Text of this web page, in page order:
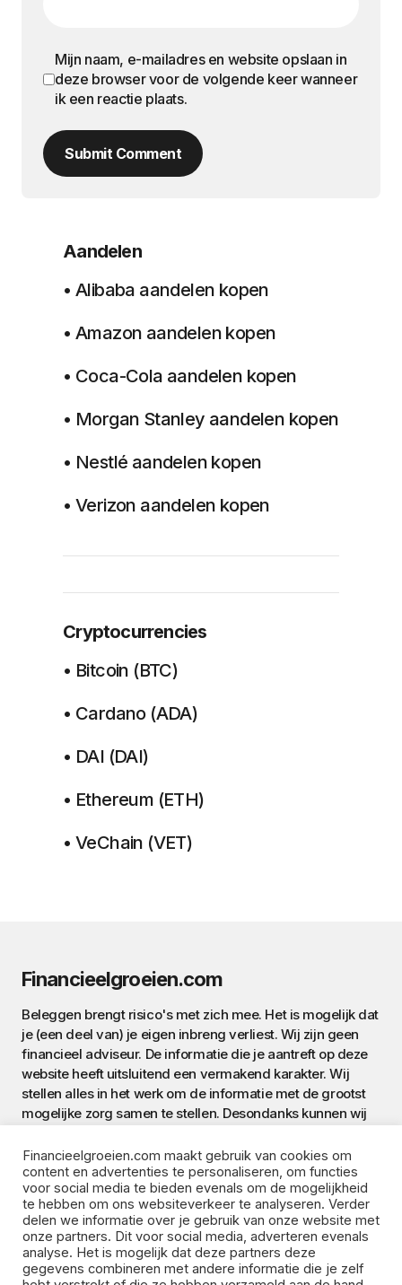
Mijn naam, e-mailadres en website opslaan in
deze browser voor de volgende keer wanneer
ik een reactie plaats.
Submit Comment
Aandelen
• Alibaba aandelen kopen
• Amazon aandelen kopen
• Coca-Cola aandelen kopen
• Morgan Stanley aandelen kopen
• Nestlé aandelen kopen
• Verizon aandelen kopen
Cryptocurrencies
• Bitcoin (BTC)
• Cardano (ADA)
• DAI (DAI)
• Ethereum (ETH)
• VeChain (VET)
Financieelgroeien.com
Beleggen brengt risico's met zich mee. Het is mogelijk dat
je (een deel van) je eigen inbreng verliest. Wij zijn geen
financieel adviseur. De informatie die je aantreft op deze
website heeft uitsluitend een vermakend karakter. Wij
stellen alles in het werk om de informatie met de grootst
mogelijke zorg samen te stellen. Desondanks kunnen wij
garanderen. Aan de informatie op deze website worden
geen rechten ontleend. Bovendien ben je steeds
verantwoordelijk voor je eigen handelen.
Financieelgroeien.com maakt gebruik van cookies om
content en advertenties te personaliseren, om functies
voor social media te bieden evenals om de mogelijkheid
te hebben om ons websiteverkeer te analyseren. Verder
delen we informatie over je gebruik van onze website met
onze partners. Dit voor social media, adverteren evenals
analyse. Het is mogelijk dat deze partners deze
gegevens combineren met andere informatie die je zelf